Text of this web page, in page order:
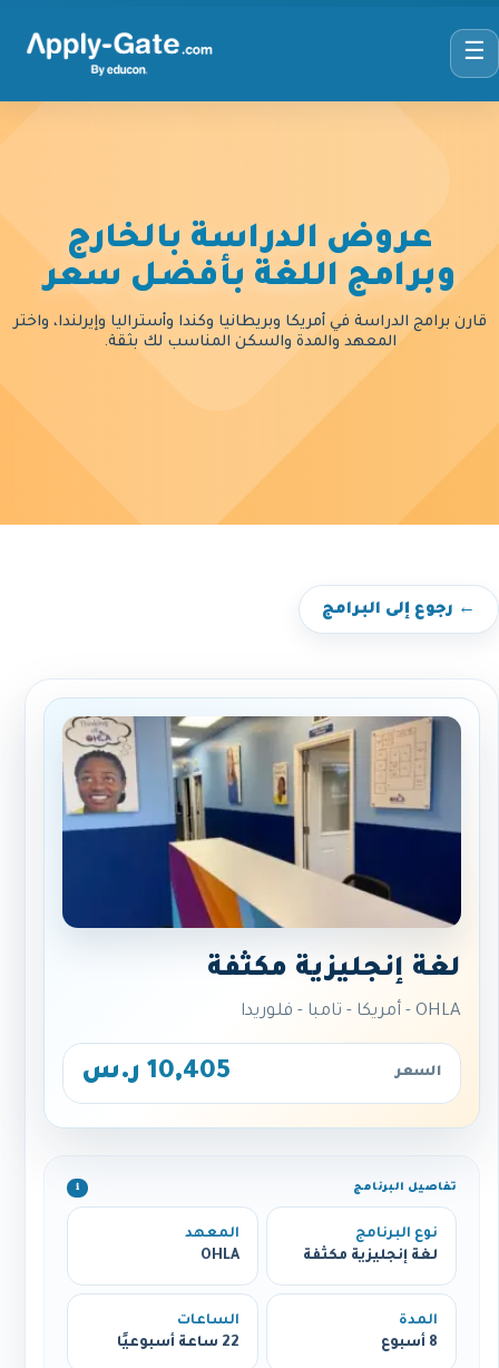
☰
عروض الدراسة بالخارج
وبرامج اللغة بأفضل سعر
قارن برامج الدراسة في أمريكا وبريطانيا وكندا وأستراليا وإيرلندا، واختر
المعهد والمدة والسكن المناسب لك بثقة.
← رجوع إلى البرامج
لغة إنجليزية مكثفة
OHLA - أمريكا - تامبا - فلوريدا
السعر 10,405 ر.س
تفاصيل البرنامج ℹ️
نوع البرنامج
لغة إنجليزية مكثفة
المعهد
OHLA
المدة
8 أسبوع
الساعات
22 ساعة أسبوعيًا